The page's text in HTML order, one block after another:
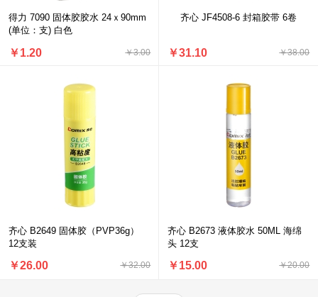
得力 7090 固体胶胶水 24ｘ90mm
(单位：支) 白色
￥3.00
￥1.20
齐心 JF4508-6 封箱胶带 6卷
￥38.00
￥31.10
齐心 B2649 固体胶（PVP36g）
12支装
￥32.00
￥26.00
齐心 B2673 液体胶水 50ML 海绵
头 12支
￥20.00
￥15.00